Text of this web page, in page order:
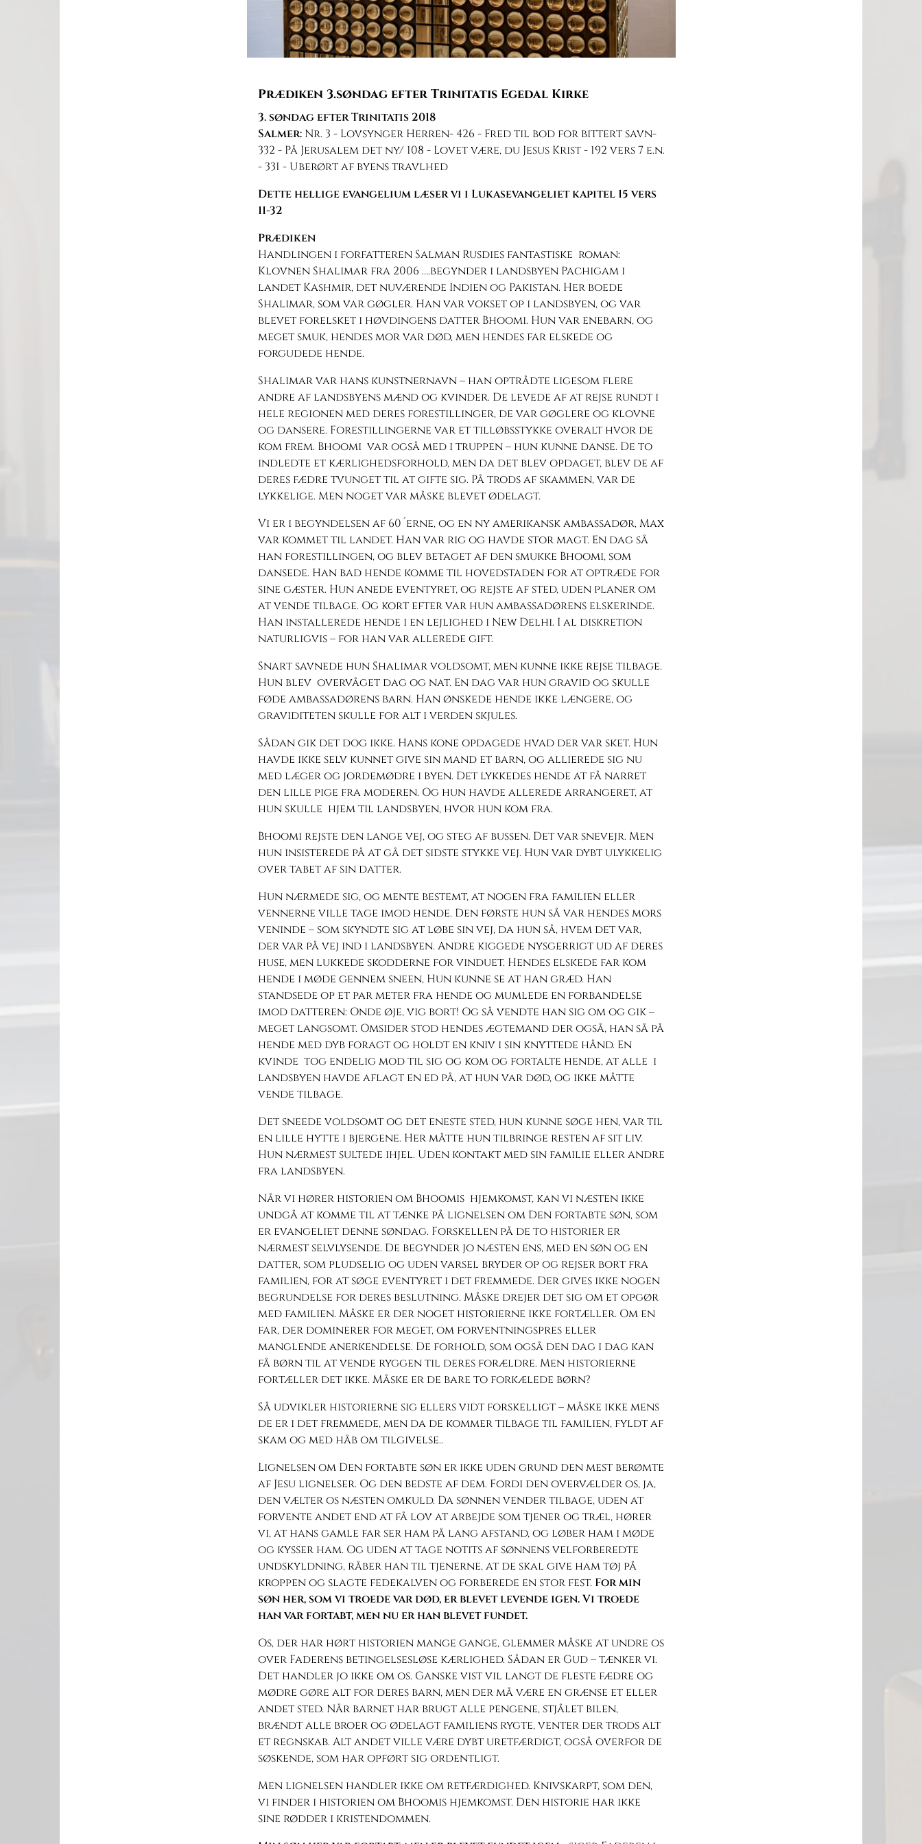
Prædiken 3.søndag efter Trinitatis Egedal Kirke
3. søndag efter Trinitatis 2018
Salmer: Nr. 3 - Lovsynger Herren- 426 - Fred til bod for bittert savn-
332 - På Jerusalem det ny/ 108 - Lovet være, du Jesus Krist - 192 vers 7 e.n.
- 331 - Uberørt af byens travlhed
Dette hellige evangelium læser vi i Lukasevangeliet kapitel 15 vers
11-32
Prædiken
Handlingen i forfatteren Salman Rusdies fantastiske roman:
Klovnen Shalimar fra 2006 ….begynder i landsbyen Pachigam i
landet Kashmir, det nuværende Indien og Pakistan. Her boede
Shalimar, som var gøgler. Han var vokset op i landsbyen, og var
blevet forelsket i høvdingens datter Bhoomi. Hun var enebarn, og
meget smuk, hendes mor var død, men hendes far elskede og
forgudede hende.
Shalimar var hans kunstnernavn – han optrådte ligesom flere
andre af landsbyens mænd og kvinder. De levede af at rejse rundt i
hele regionen med deres forestillinger, de var gøglere og klovne
og dansere. Forestillingerne var et tilløbsstykke overalt hvor de
kom frem. Bhoomi var også med i truppen – hun kunne danse. De to
indledte et kærlighedsforhold, men da det blev opdaget, blev de af
deres fædre tvunget til at gifte sig. På trods af skammen, var de
lykkelige. Men noget var måske blevet ødelagt.
Vi er i begyndelsen af 60´erne, og en ny amerikansk ambassadør, Max
var kommet til landet. Han var rig og havde stor magt. En dag så
han forestillingen, og blev betaget af den smukke Bhoomi, som
dansede. Han bad hende komme til hovedstaden for at optræde for
sine gæster. Hun anede eventyret, og rejste af sted, uden planer om
at vende tilbage. Og kort efter var hun ambassadørens elskerinde.
Han installerede hende i en lejlighed i New Delhi. I al diskretion
naturligvis – for han var allerede gift.
Snart savnede hun Shalimar voldsomt, men kunne ikke rejse tilbage.
Hun blev overvåget dag og nat. En dag var hun gravid og skulle
føde ambassadørens barn. Han ønskede hende ikke længere, og
graviditeten skulle for alt i verden skjules.
Sådan gik det dog ikke. Hans kone opdagede hvad der var sket. Hun
havde ikke selv kunnet give sin mand et barn, og allierede sig nu
med læger og jordemødre i byen. Det lykkedes hende at få narret
den lille pige fra moderen. Og hun havde allerede arrangeret, at
hun skulle hjem til landsbyen, hvor hun kom fra.
Bhoomi rejste den lange vej, og steg af bussen. Det var snevejr. Men
hun insisterede på at gå det sidste stykke vej. Hun var dybt ulykkelig
over tabet af sin datter.
Hun nærmede sig, og mente bestemt, at nogen fra familien eller
vennerne ville tage imod hende. Den første hun så var hendes mors
veninde – som skyndte sig at løbe sin vej, da hun så, hvem det var,
der var på vej ind i landsbyen. Andre kiggede nysgerrigt ud af deres
huse, men lukkede skodderne for vinduet. Hendes elskede far kom
hende i møde gennem sneen, Hun kunne se at han græd. Han
standsede op et par meter fra hende og mumlede en forbandelse
imod datteren: Onde øje, vig bort! Og så vendte han sig om og gik –
meget langsomt. Omsider stod hendes ægtemand der også, han så på
hende med dyb foragt og holdt en kniv i sin knyttede hånd. En
kvinde tog endelig mod til sig og kom og fortalte hende, at alle i
landsbyen havde aflagt en ed på, at hun var død, og ikke måtte
vende tilbage.
Det sneede voldsomt og det eneste sted, hun kunne søge hen, var til
en lille hytte i bjergene. Her måtte hun tilbringe resten af sit liv.
Hun nærmest sultede ihjel. Uden kontakt med sin familie eller andre
fra landsbyen.
Når vi hører historien om Bhoomis hjemkomst, kan vi næsten ikke
undgå at komme til at tænke på lignelsen om Den fortabte søn, som
er evangeliet denne søndag. Forskellen på de to historier er
nærmest selvlysende. De begynder jo næsten ens, med en søn og en
datter, som pludselig og uden varsel bryder op og rejser bort fra
familien, for at søge eventyret i det fremmede. Der gives ikke nogen
begrundelse for deres beslutning. Måske drejer det sig om et opgør
med familien. Måske er der noget historierne ikke fortæller. Om en
far, der dominerer for meget, om forventningspres eller
manglende anerkendelse. De forhold, som også den dag i dag kan
få børn til at vende ryggen til deres forældre. Men historierne
fortæller det ikke. Måske er de bare to forkælede børn?
Så udvikler historierne sig ellers vidt forskelligt – måske ikke mens
de er i det fremmede, men da de kommer tilbage til familien, fyldt af
skam og med håb om tilgivelse..
Lignelsen om Den fortabte søn er ikke uden grund den mest berømte
af Jesu lignelser. Og den bedste af dem. Fordi den overvælder os, ja,
den vælter os næsten omkuld. Da sønnen vender tilbage, uden at
forvente andet end at få lov at arbejde som tjener og træl, hører
vi, at hans gamle far ser ham på lang afstand, og løber ham i møde
og kysser ham. Og uden at tage notits af sønnens velforberedte
undskyldning, råber han til tjenerne, at de skal give ham tøj på
kroppen og slagte fedekalven og forberede en stor fest. For min
søn her, som vi troede var død, er blevet levende igen. Vi troede
han var fortabt, men nu er han blevet fundet.
Os, der har hørt historien mange gange, glemmer måske at undre os
over Faderens betingelsesløse kærlighed. Sådan er Gud – tænker vi.
Det handler jo ikke om os. Ganske vist vil langt de fleste fædre og
mødre gøre alt for deres barn, men der må være en grænse et eller
andet sted. Når barnet har brugt alle pengene, stjålet bilen,
brændt alle broer og ødelagt familiens rygte, venter der trods alt
et regnskab. Alt andet ville være dybt uretfærdigt, også overfor de
søskende, som har opført sig ordentligt.
Men lignelsen handler ikke om retfærdighed. Knivskarpt, som den,
vi finder i historien om Bhoomis hjemkomst. Den historie har ikke
sine rødder i kristendommen.